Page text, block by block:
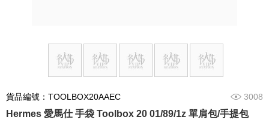
貨品編號：TOOLBOX20AAEC 3008
Hermes 愛馬仕 手袋 Toolbox 20 01/89/1z 單肩包/手提包